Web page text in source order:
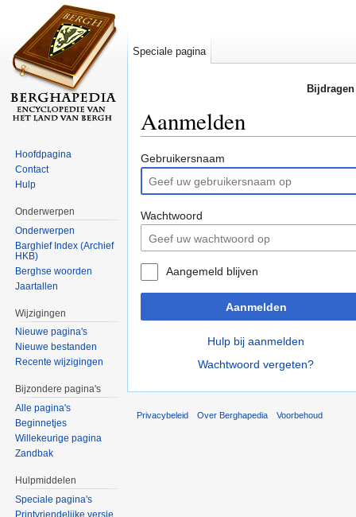
Aanmelden
Gebruikersnaam
Wachtwoord
Aangemeld blijven
Aanmelden
Hulp bij aanmelden
Wachtwoord vergeten?
Speciale pagina
Hoofdpagina
Contact
Hulp
Onderwerpen
Onderwerpen
Barghief Index (Archief
HKB)
Berghse woorden
Jaartallen
Wijzigingen
Nieuwe pagina's
Nieuwe bestanden
Recente wijzigingen
Bijzondere pagina's
Alle pagina's
Beginnetjes
Willekeurige pagina
Zandbak
Hulpmiddelen
Speciale pagina's
Printvriendelijke versie
Privacybeleid Over Berghapedia Voorbehoud